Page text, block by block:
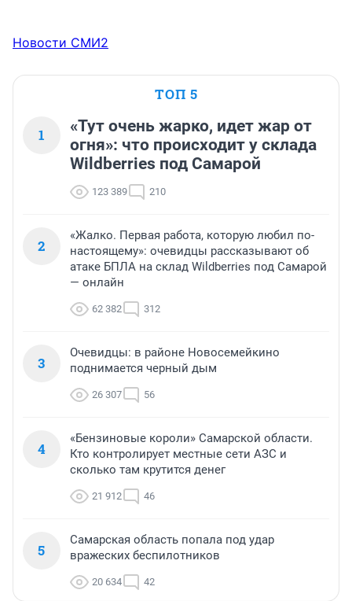
Новости СМИ2
ТОП 5
1
«Тут очень жарко, идет жар от
огня»: что происходит у склада
Wildberries под Самарой
123 389 210
2
«Жалко. Первая работа, которую любил по-
настоящему»: очевидцы рассказывают об
атаке БПЛА на склад Wildberries под Самарой
— онлайн
62 382 312
3
Очевидцы: в районе Новосемейкино
поднимается черный дым
26 307 56
4
«Бензиновые короли» Самарской области.
Кто контролирует местные сети АЗС и
сколько там крутится денег
21 912 46
5
Самарская область попала под удар
вражеских беспилотников
20 634 42